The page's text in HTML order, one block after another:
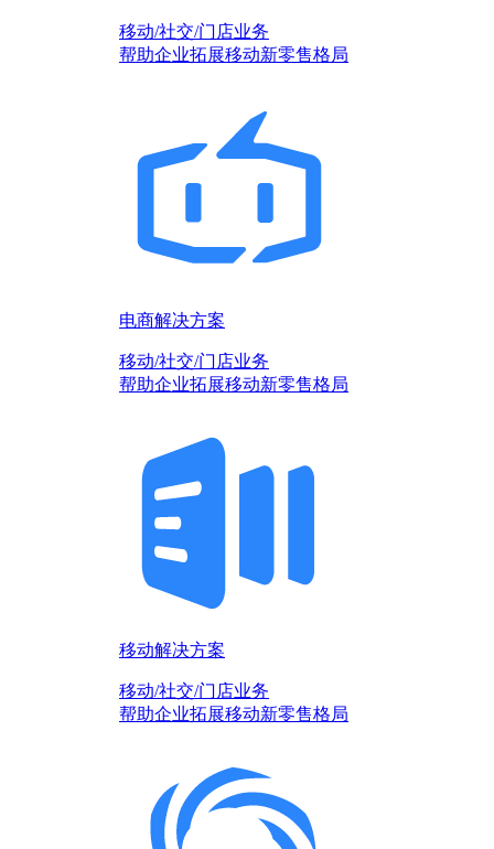
移动/社交/门店业务
帮助企业拓展移动新零售格局
电商解决方案
移动/社交/门店业务
帮助企业拓展移动新零售格局
移动解决方案
移动/社交/门店业务
帮助企业拓展移动新零售格局